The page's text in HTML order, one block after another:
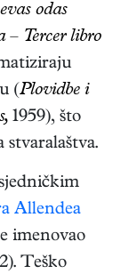
odas
– Tercer libro
(Plovidbe i
1959), što
Allendea
imenovao
Teško